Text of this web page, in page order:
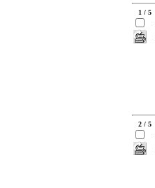
1 / 5
2 / 5